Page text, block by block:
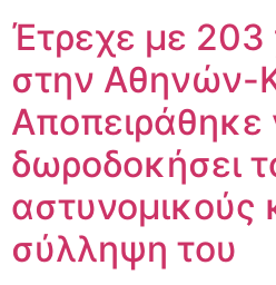
Έτρεχε με
στην Αθηνών-
Αποπειράθηκε
δωροδοκήσει
αστυνομικούς
σύλληψη του